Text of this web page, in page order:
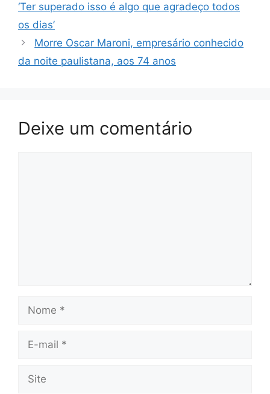
‘Ter superado isso é algo que agradeço todos
os dias’
Morre Oscar Maroni, empresário conhecido
da noite paulistana, aos 74 anos
Deixe um comentário
Nome
Site